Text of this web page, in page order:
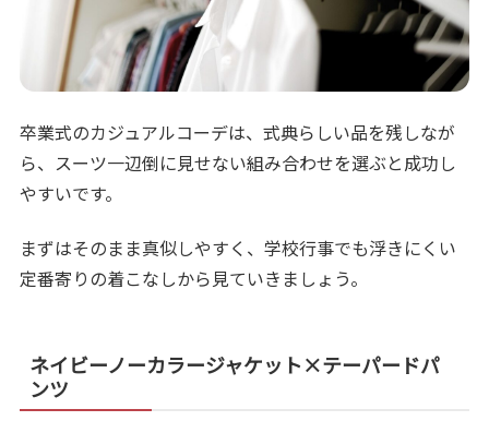
卒業式のカジュアルコーデは、式典らしい品を残しなが
ら、スーツ一辺倒に見せない組み合わせを選ぶと成功し
やすいです。
まずはそのまま真似しやすく、学校行事でも浮きにくい
定番寄りの着こなしから見ていきましょう。
ネイビーノーカラージャケット×テーパードパ
ンツ